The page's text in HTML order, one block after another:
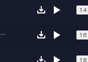
14
【沈风外文】开场jimmy trias my destination(DjDemon小智 Remix) 16
18